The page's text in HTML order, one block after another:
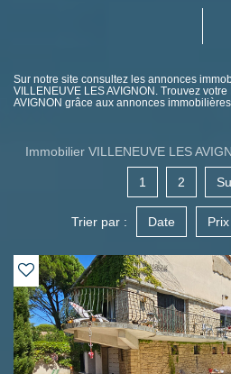
Sur notre site consultez les annonces
VILLENEUVE LES AVIGNON. Trouvez
AVIGNON grâce aux annonces
Immobilier VILLENEUVE LES
1 2
Trier par : Date